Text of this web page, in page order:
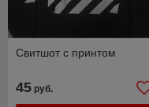
Свитшот с принтом
45 руб.